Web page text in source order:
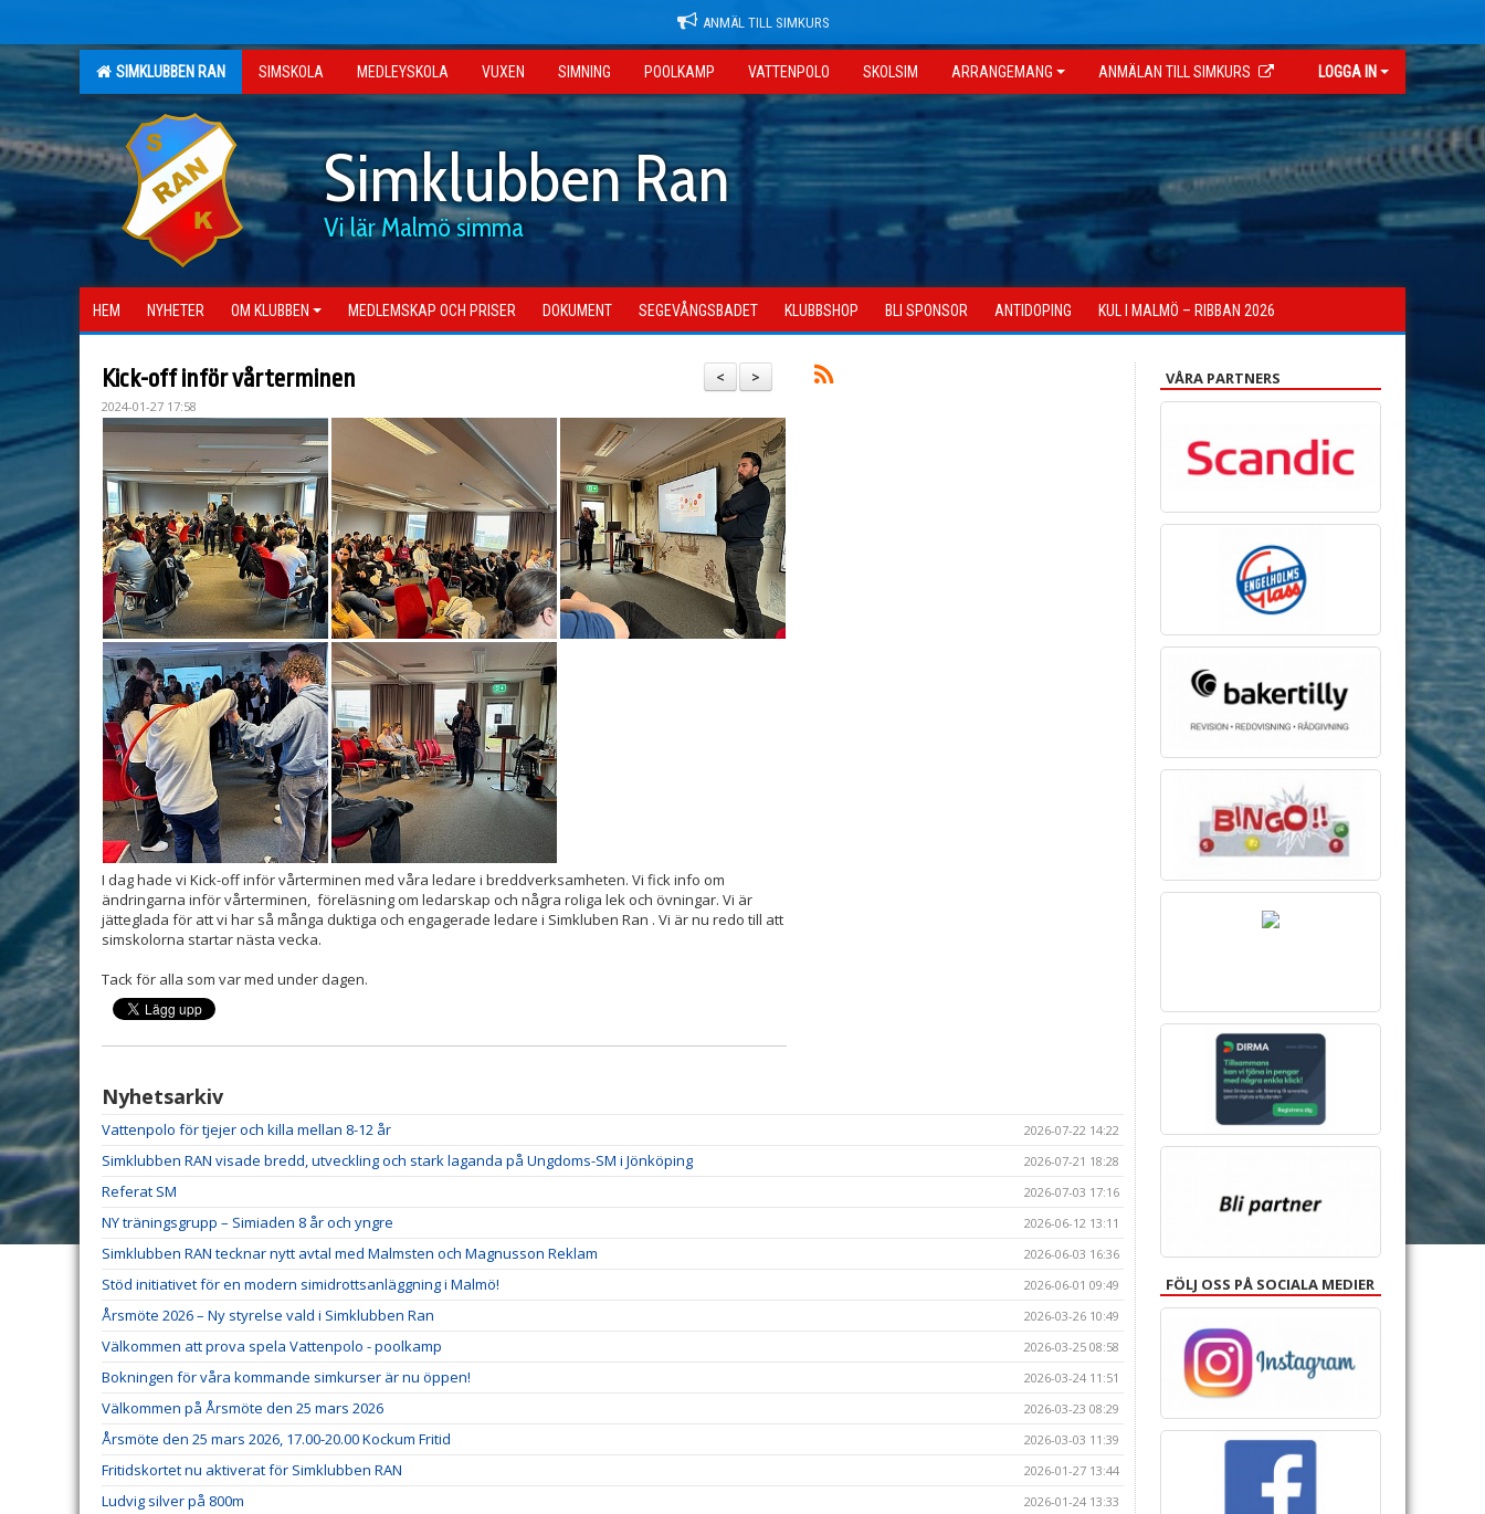
ANMÄL TILL SIMKURS
SIMKLUBBEN RAN SIMSKOLA MEDLEYSKOLA VUXEN SIMNING POOLKAMP VATTENPOLO SKOLSIM ARRANGEMANG ANMÄLAN TILL SIMKURS LOGGA IN
Simklubben Ran
Vi lär Malmö simma
HEM NYHETER OM KLUBBEN MEDLEMSKAP OCH PRISER DOKUMENT SEGEVÅNGSBADET KLUBBSHOP BLI SPONSOR ANTIDOPING KUL I MALMÖ – RIBBAN 2026
>
<
Kick-off inför vårterminen
2024-01-27 17:58
I dag hade vi Kick-off inför vårterminen med våra ledare i breddverksamheten. Vi fick info om
ändringarna inför vårterminen, föreläsning om ledarskap och några roliga lek och övningar. Vi är
jätteglada för att vi har så många duktiga och engagerade ledare i Simkluben Ran . Vi är nu redo till att
simskolorna startar nästa vecka.
Tack för alla som var med under dagen.
Nyhetsarkiv
Vattenpolo för tjejer och killa mellan 8-12 år 2026-07-22 14:22
Simklubben RAN visade bredd, utveckling och stark laganda på Ungdoms-SM i Jönköping 2026-07-21 18:28
Referat SM 2026-07-03 17:16
NY träningsgrupp – Simiaden 8 år och yngre 2026-06-12 13:11
Simklubben RAN tecknar nytt avtal med Malmsten och Magnusson Reklam 2026-06-03 16:36
Stöd initiativet för en modern simidrottsanläggning i Malmö! 2026-06-01 09:49
Årsmöte 2026 – Ny styrelse vald i Simklubben Ran 2026-03-26 10:49
Välkommen att prova spela Vattenpolo - poolkamp 2026-03-25 08:58
Bokningen för våra kommande simkurser är nu öppen! 2026-03-24 11:51
Välkommen på Årsmöte den 25 mars 2026 2026-03-23 08:29
Årsmöte den 25 mars 2026, 17.00-20.00 Kockum Fritid 2026-03-03 11:39
Fritidskortet nu aktiverat för Simklubben RAN 2026-01-27 13:44
Ludvig silver på 800m 2026-01-24 13:33
VÅRA PARTNERS
FÖLJ OSS PÅ SOCIALA MEDIER